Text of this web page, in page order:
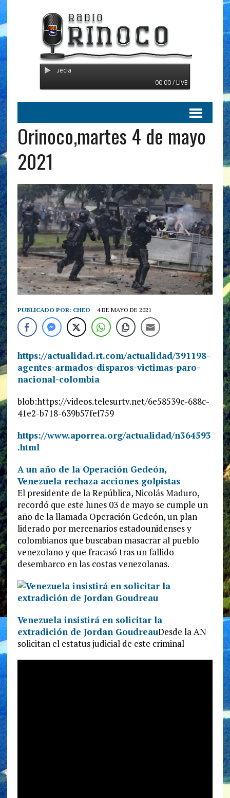
desde Suecia
00:00 / LIVE
Orinoco,martes 4 de mayo
2021
PUBLICADO POR: CHEO 4 DE MAYO DE 2021
https://actualidad.rt.com/actualidad/391198-
agentes-armados-disparos-victimas-paro-
nacional-colombia
blob:https://videos.telesurtv.net/6e58539c-688c-
41e2-b718-639b57fef759
https://www.aporrea.org/actualidad/n364593
.html
A un año de la Operación Gedeón,
Venezuela rechaza acciones golpistas
El presidente de la República, Nicolás Maduro,
recordó que este lunes 03 de mayo se cumple un
año de la llamada Operación Gedeón, un plan
liderado por mercenarios estadounidenses y
colombianos que buscaban masacrar al pueblo
venezolano y que fracasó tras un fallido
desembarco en las costas venezolanas.
Venezuela insistirá en solicitar la
extradición de Jordan GoudreauDesde la AN
solicitan el estatus judicial de este criminal